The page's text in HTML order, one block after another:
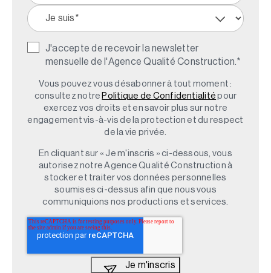
J'accepte de recevoir la newsletter
mensuelle de l'Agence Qualité Construction. *
Vous pouvez vous désabonner à tout moment :
consultez notre Politique de Confidentialité pour
exercez vos droits et en savoir plus sur notre
engagement vis-à-vis de la protection et du respect
de la vie privée.
En cliquant sur « Je m'inscris » ci-dessous, vous
autorisez notre Agence Qualité Construction à
stocker et traiter vos données personnelles
soumises ci-dessus afin que nous vous
communiquions nos productions et services.